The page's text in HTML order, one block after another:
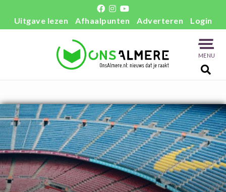
Uitgave lezen Afhaalpunten Adverteren Login
MENU